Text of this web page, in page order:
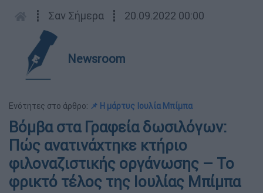
┋ Σαν Σήμερα ┋ 20.09.2022 00:00
Newsroom
Ενότητες στο άρθρο: 📌 Η μάρτυς Ιουλία Μπίμπα
Βόμβα στα Γραφεία δωσιλόγων:
Πώς ανατινάχτηκε κτήριο
φιλοναζιστικής οργάνωσης – Το
φρικτό τέλος της Ιουλίας Μπίμπα